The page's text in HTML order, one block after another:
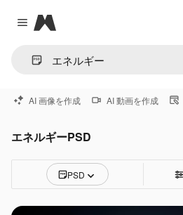
Close menu
Magnific
AI 画像を作成 AI 動画を作成
エネルギーPSD
PSD